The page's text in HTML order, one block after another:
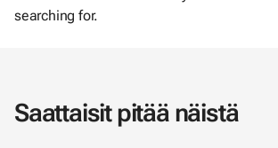
searching for.
Saattaisit pitää näistä